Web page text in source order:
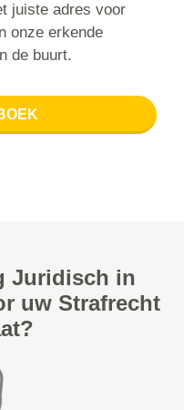
juiste adres voor
onze erkende
de buurt.
Juridisch in
uw Strafrecht